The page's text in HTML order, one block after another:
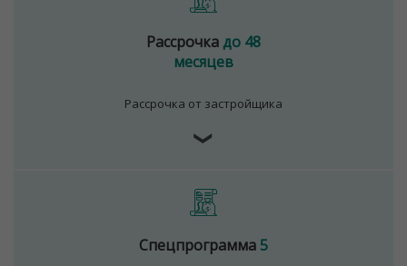
Рассрочкадо 48
месяцев
Рассрочка от застройщика
❯
Спецпрограмма5